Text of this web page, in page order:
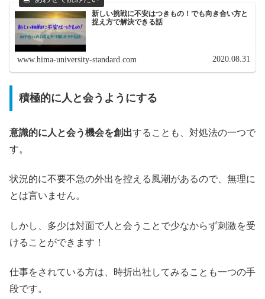
新しい挑戦に不安はつきもの！でも向き合い方と
捉え方で解決できる話
www.hima-university-standard.com 2020.08.31
積極的に人と会うようにする
意識的に人と会う機会を創出することも、対処法の一つで
す。
状況的に不要不急の外出を控える風潮があるので、無理に
とは言いません。
しかし、多少は対面で人と会うことで少なからず刺激を受
けることができます！
仕事をされている方は、時折出社してみることも一つの手
段です。